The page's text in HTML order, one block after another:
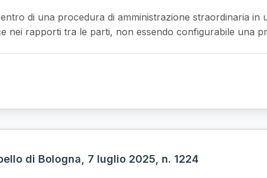
di una procedura di amministrazione straordinaria
nei rapporti tra le parti, non essendo configurabile una
di Bologna, 7 luglio 2025, n. 1224